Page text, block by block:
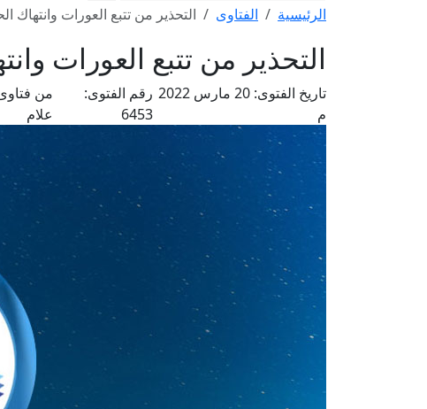
الرئيسية الفتاوى التحذير من تتبع العورات وانتهاك
التحذير من تتبع العورات
تاريخ الفتوى:
20 مارس 2022
م
رقم الفتوى:
6453
من
علام